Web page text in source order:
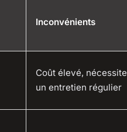
Inconvénients
Coût élevé, nécessite
un entretien régulier